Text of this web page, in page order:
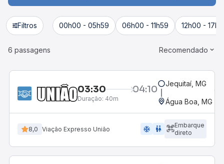
Filtros 00h00 - 05h59 06h00 - 11h59 12h00 -
6 passagens Recomendado
03:30 04:10
Duração: 40m
Jequitaí, MG
Água Boa, MG
8,0 Viação Expresso União ac_unit wc
Embarque
direto